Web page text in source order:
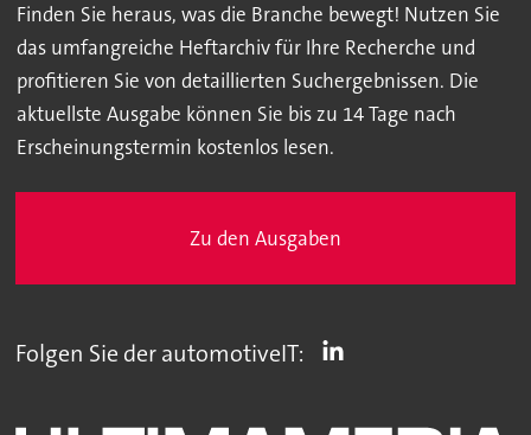
Finden Sie heraus, was die Branche bewegt! Nutzen Sie
das umfangreiche Heftarchiv für Ihre Recherche und
profitieren Sie von detaillierten Suchergebnissen. Die
aktuellste Ausgabe können Sie bis zu 14 Tage nach
Erscheinungstermin kostenlos lesen.
Zu den Ausgaben
Folgen Sie der automotiveIT: